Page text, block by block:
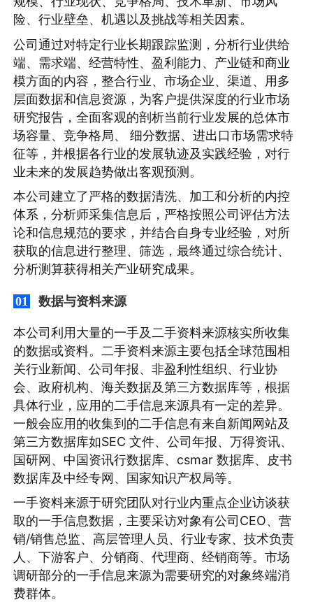
险、行业壁垒、机遇以及挑战等相关因素。
公司通过对特定行业长期跟踪监测，分析行业供给
端、需求端、经营特性、盈利能力、产业链和商业
模方面的内容，整合行业、市场企业、渠道、用多
层面数据和信息资源，为客户提供深度的行业市场
研究报告，全面客观的剖析当前行业发展的总体市
场容量、竞争格局、 细分数据、进出口市场需求特
征等，并根据各行业的发展轨迹及实践经验，对行
业未来的发展趋势做出客观预测。
本公司建立了严格的数据清洗、加工和分析的内控
体系，分析师采集信息后，严格按照公司评估方法
论和信息规范的要求，并结合自身专业经验，对所
获取的信息进行整理、筛选，最终通过综合统计、
分析测算获得相关产业研究成果。
01 数据与资料来源
本公司利用大量的一手及二手资料来源核实所收集
的数据或资料。二手资料来源主要包括全球范围相
关行业新闻、公司年报、非盈利性组织、行业协
会、政府机构、海关数据及第三方数据库等，根据
具体行业，应用的二手信息来源具有一定的差异。
一般会应用的收集到的二手信息有来自新闻网站及
第三方数据库如SEC 文件、公司年报、万得资讯、
国研网、中国资讯行数据库、csmar 数据库、皮书
数据库及中经专网、国家知识产权局等。
一手资料来源于研究团队对行业内重点企业访谈获
取的一手信息数据，主要采访对象有公司CEO、营
销/销售总监、高层管理人员、行业专家、技术负责
人、下游客户、分销商、代理商、经销商等。市场
调研部分的一手信息来源为需要研究的对象终端消
费群体。